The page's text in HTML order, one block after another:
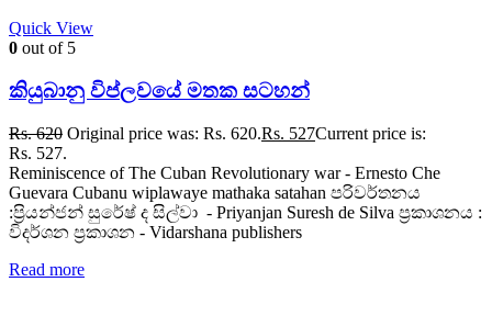
Quick View
0 out of 5
කියුබානු විප්ලවයේ මතක සටහන්
Rs.620 Original price was: Rs. 620.Rs. 527Current price is:
Rs. 527.
Reminiscence of The Cuban Revolutionary war - Ernesto Che
Guevara Cubanu wiplawaye mathaka satahan පරිවර්තනය
:ප්‍රියන්ජන් සුරේෂ් ද සිල්වා - Priyanjan Suresh de Silva ප්‍රකාශනය :
විදර්ශන ප්‍රකාශන - Vidarshana publishers
Read more